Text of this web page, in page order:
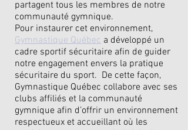
partagent tous les membres de notre
communauté gymnique.
Pour instaurer cet environnement,
Gymnastique Québec a développé un
cadre sportif sécuritaire afin de guider
notre engagement envers la pratique
sécuritaire du sport. De cette façon,
Gymnastique Québec collabore avec ses
clubs affiliés et la communauté
gymnique afin d’offrir un environnement
respectueux et accueillant où les